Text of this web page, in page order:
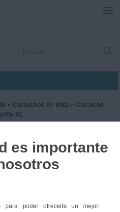
0
» Cartuchos de tinta » Cartucho
XL
Epson T2434 amarillo
C13T243440